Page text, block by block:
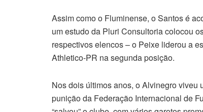
Assim como o Fluminense, o Santos é
um estudo da Pluri Consultoria colocou
respectivos elencos – o Peixe liderou a
Athletico-PR na segunda posição.
Nos dois últimos anos, o Alvinegro viveu
punição da Federação Internacional de